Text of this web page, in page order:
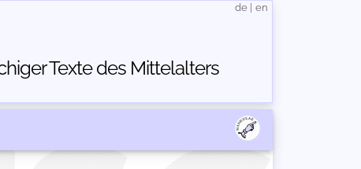
Texte des Mittelalters
de en